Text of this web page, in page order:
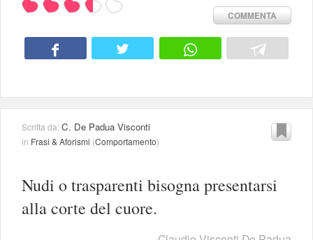
COMMENTA
Scritta da:C. De Padua Visconti
in Frasi & Aforismi (Comportamento)
Nudi o trasparenti bisogna presentarsi
alla corte del cuore.